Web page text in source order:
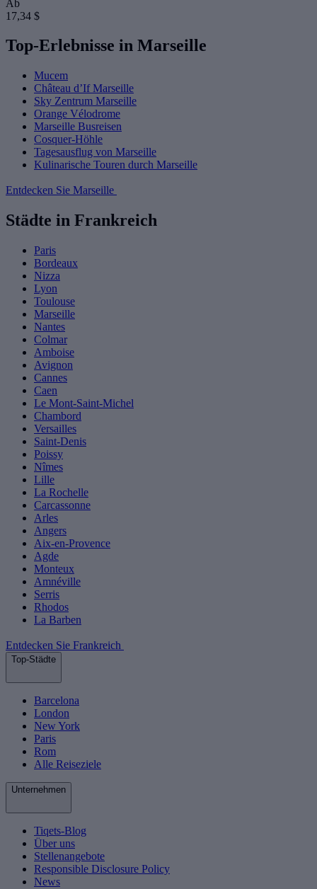
Ab
17,34 $
Top-Erlebnisse in Marseille
Mucem
Château d’If Marseille
Sky Zentrum Marseille
Orange Vélodrome
Marseille Busreisen
Cosquer-Höhle
Tagesausflug von Marseille
Kulinarische Touren durch Marseille
Entdecken Sie Marseille
Städte in Frankreich
Paris
Bordeaux
Nizza
Lyon
Toulouse
Marseille
Nantes
Colmar
Amboise
Avignon
Cannes
Caen
Le Mont-Saint-Michel
Chambord
Versailles
Saint-Denis
Poissy
Nîmes
Lille
La Rochelle
Carcassonne
Arles
Angers
Aix-en-Provence
Agde
Monteux
Amnéville
Serris
Rhodos
La Barben
Entdecken Sie Frankreich
Top-Städte
Barcelona
London
New York
Paris
Rom
Alle Reiseziele
Unternehmen
Tiqets-Blog
Über uns
Stellenangebote
Responsible Disclosure Policy
News